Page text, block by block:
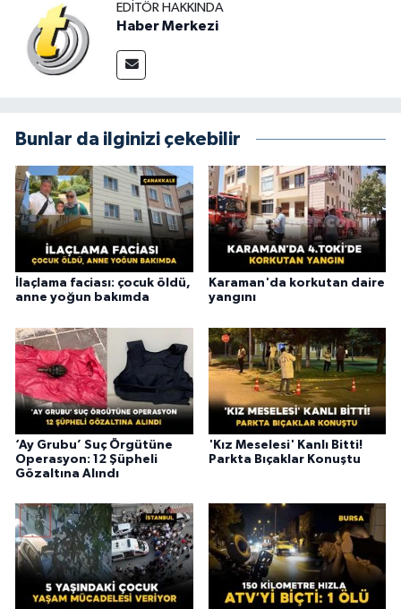
EDITÖR HAKKINDA
Haber Merkezi
Bunlar da ilginizi çekebilir
İlaçlama faciası: çocuk öldü,
anne yoğun bakımda
Karaman'da korkutan daire
yangını
‘Ay Grubu’ Suç Örgütüne
Operasyon: 12 Şüpheli
Gözaltına Alındı
'Kız Meselesi' Kanlı Bitti!
Parkta Bıçaklar Konuştu